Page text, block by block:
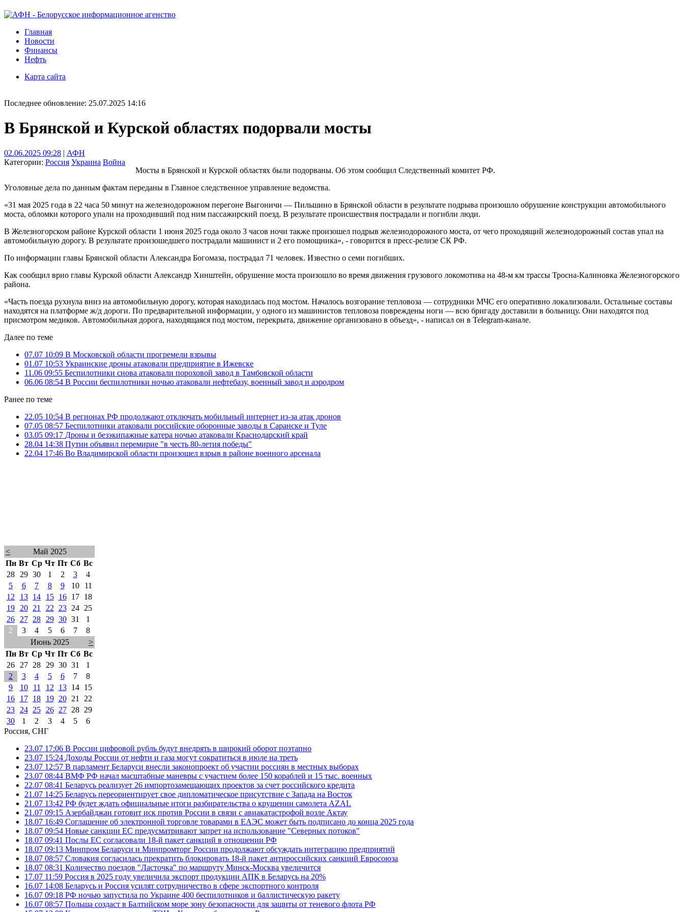
Главная
Новости
Финансы
Нефть
Карта сайта
Последнее обновление: 25.07.2025 14:16
В Брянской и Курской областях подорвали мосты
02.06.2025 09:28 | АФН
Категории: Россия Украина Война
Мосты в Брянской и Курской областях были подорваны. Об этом сообщил Следственный комитет РФ.
Уголовные дела по данным фактам переданы в Главное следственное управление ведомства.
«31 мая 2025 года в 22 часа 50 минут на железнодорожном перегоне Выгоничи — Пильшино в Брянской области в результате подрыва произошло обрушение конструкции автомобильного
моста, обломки которого упали на проходивший под ним пассажирский поезд. В результате происшествия пострадали и погибли люди.
В Железногорском районе Курской области 1 июня 2025 года около 3 часов ночи также произошел подрыв железнодорожного моста, от чего проходящий железнодорожный состав упал на
автомобильную дорогу. В результате произошедшего пострадали машинист и 2 его помощника», - говорится в пресс-релизе СК РФ.
По информации главы Брянской области Александра Богомаза, пострадал 71 человек. Известно о семи погибших.
Как сообщил врио главы Курской области Александр Хинштейн, обрушение моста произошло во время движения грузового локомотива на 48-м км трассы Тросна-Калиновка Железногорского
района.
«Часть поезда рухнула вниз на автомобильную дорогу, которая находилась под мостом. Началось возгорание тепловоза — сотрудники МЧС его оперативно локализовали. Остальные составы
находятся на платформе ж/д дороги. По предварительной информации, у одного из машинистов тепловоза повреждены ноги — всю бригаду доставили в больницу. Они находятся под
присмотром медиков. Автомобильная дорога, находящаяся под мостом, перекрыта, движение организовано в объезд», - написал он в Telegram-канале.
Далее по теме
07.07 10:09 В Московской области прогремели взрывы
01.07 10:53 Украинские дроны атаковали предприятие в Ижевске
11.06 09:55 Беспилотники снова атаковали пороховой завод в Тамбовской области
06.06 08:54 В России беспилотники ночью атаковали нефтебазу, военный завод и аэродром
Ранее по теме
22.05 10:54 В регионах РФ продолжают отключать мобильный интернет из-за атак дронов
07.05 08:57 Беспилотники атаковали российские оборонные заводы в Саранске и Туле
03.05 09:17 Дроны и безэкипажные катера ночью атаковали Краснодарский край
28.04 14:38 Путин объявил перемирие "в честь 80-летия победы"
22.04 17:46 Во Владимирской области произошел взрыв в районе военного арсенала
<
Май 2025
Пн Вт Ср Чт Пт Сб Вс
28
29 30 1 2 3
4
5
6 7 8 9 10
11
12
13 14 15 16 17
18
19
20 21 22 23 24
25
26
27 28 29 30 31
1
2
3 4 5 6 7
8
Июнь 2025
>
Пн Вт Ср Чт Пт Сб Вс
26
27 28 29 30 31
1
2
3 4 5 6 7
8
9
10 11 12 13 14
15
16
17 18 19 20 21
22
23
24 25 26 27 28
29
30
1 2 3 4 5
6
Россия, СНГ
23.07 17:06 В России цифровой рубль будут внедрять в широкий оборот поэтапно
23.07 15:24 Доходы России от нефти и газа могут сократиться в июле на треть
23.07 12:57 В парламент Беларуси внесли законопроект об участии россиян в местных выборах
23.07 08:44 ВМФ РФ начал масштабные маневры с участием более 150 кораблей и 15 тыс. военных
22.07 08:41 Беларусь реализует 26 импортозамещающих проектов за счет российского кредита
21.07 14:25 Беларусь переориентирует свое дипломатическое присутствие с Запада на Восток
21.07 13:42 РФ будет ждать официальные итоги разбирательства о крушении самолета AZAL
21.07 09:15 Азербайджан готовит иск против России в связи с авиакатастрофой возле Актау
18.07 16:49 Соглашение об электронной торговле товарами в ЕАЭС может быть подписано до конца 2025 года
18.07 09:54 Новые санкции ЕС предусматривают запрет на использование "Северных потоков"
18.07 09:41 Послы ЕС согласовали 18-й пакет санкций в отношении РФ
18.07 09:13 Минпром Беларуси и Минпромторг России продолжают обсуждать интеграцию предприятий
18.07 08:57 Словакия согласилась прекратить блокировать 18-й пакет антироссийских санкций Евросоюза
18.07 08:31 Количество поездов "Ласточка" по маршруту Минск-Москва увеличится
17.07 11:59 Россия в 2025 году увеличила экспорт продукции АПК в Беларусь на 20%
16.07 14:08 Беларусь и Россия усилят сотрудничество в сфере экспортного контроля
16.07 09:18 РФ ночью запустила по Украине 400 беспилотников и баллистическую ракету
16.07 08:57 Польша создаст в Балтийском море зону безопасности для защиты от теневого флота РФ